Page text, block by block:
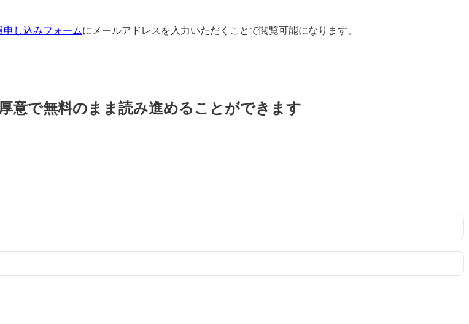
申し込みフォームにメールアドレスを入力いただくことで閲覧可能になります。
意で無料のまま読み進めることができます